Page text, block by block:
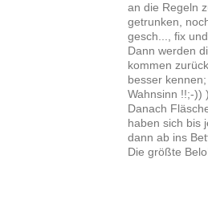
an die Regeln
getrunken,
gesch..., fix
Dann werden
kommen
besser
Wahnsinn !!;-))
Danach
haben sich bis
dann ab ins
Die größte